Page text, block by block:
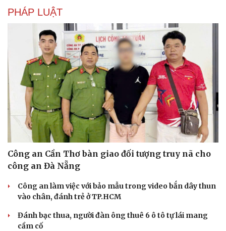
PHÁP LUẬT
Công an Cần Thơ bàn giao đối tượng truy nã cho
công an Đà Nẵng
Công an làm việc với bảo mẫu trong video bắn dây thun
vào chân, đánh trẻ ở TP.HCM
Đánh bạc thua, người đàn ông thuê 6 ô tô tự lái mang
cầm cố